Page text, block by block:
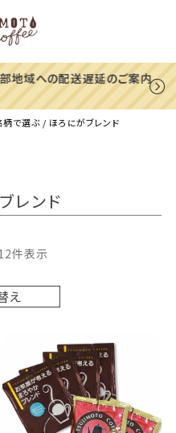
遅延のご案内
柄で選ぶ ほろにがブレンド
レンド
え
件表示